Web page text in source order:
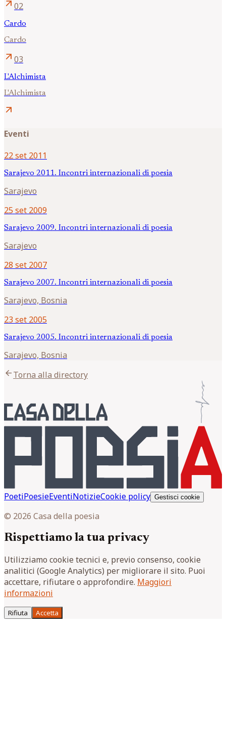
arrow_outward 02
Cardo
Cardo
arrow_outward 03
L'Alchimista
L'Alchimista
arrow_outward
Eventi
22 set 2011
Sarajevo 2011. Incontri internazionali di poesia
Sarajevo
25 set 2009
Sarajevo 2009. Incontri internazionali di poesia
Sarajevo
28 set 2007
Sarajevo 2007. Incontri internazionali di poesia
Sarajevo, Bosnia
23 set 2005
Sarajevo 2005. Incontri internazionali di poesia
Sarajevo, Bosnia
arrow_backTorna alla directory
PoetiPoesieEventiNotizieCookie policy Gestisci cookie
© 2026 Casa della poesia
Rispettiamo la tua privacy
Utilizziamo cookie tecnici e, previo consenso, cookie
analitici (Google Analytics) per migliorare il sito. Puoi
accettare, rifiutare o approfondire. Maggiori
informazioni
Rifiuta Accetta